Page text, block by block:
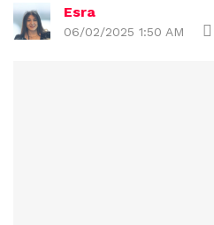
Esra
06/02/2025 1:50 AM